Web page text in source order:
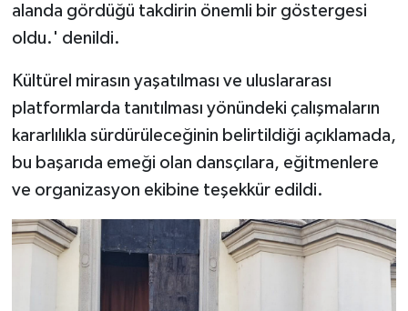
alanda gördüğü takdirin önemli bir göstergesi
oldu.' denildi.
Kültürel mirasın yaşatılması ve uluslararası
platformlarda tanıtılması yönündeki çalışmaların
kararlılıkla sürdürüleceğinin belirtildiği açıklamada,
bu başarıda emeği olan dansçılara, eğitmenlere
ve organizasyon ekibine teşekkür edildi.